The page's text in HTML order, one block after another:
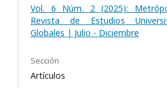
Vol. 6 Núm. 2 (2025):
Revista de Estudios
Globales | Julio - Diciembre
Sección
Artículos